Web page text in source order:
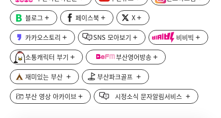
블로그 페이스북 X
카카오스토리 SNS 모아보기 비비빅
소통캐릭터 부기 부산영어방송
재미있는 부산 부산파크골프
부산 영상 아카이브 시정소식 문자알림서비스